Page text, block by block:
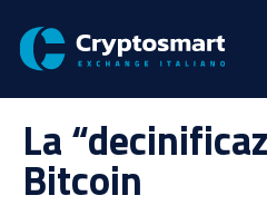
La
Bitcoin